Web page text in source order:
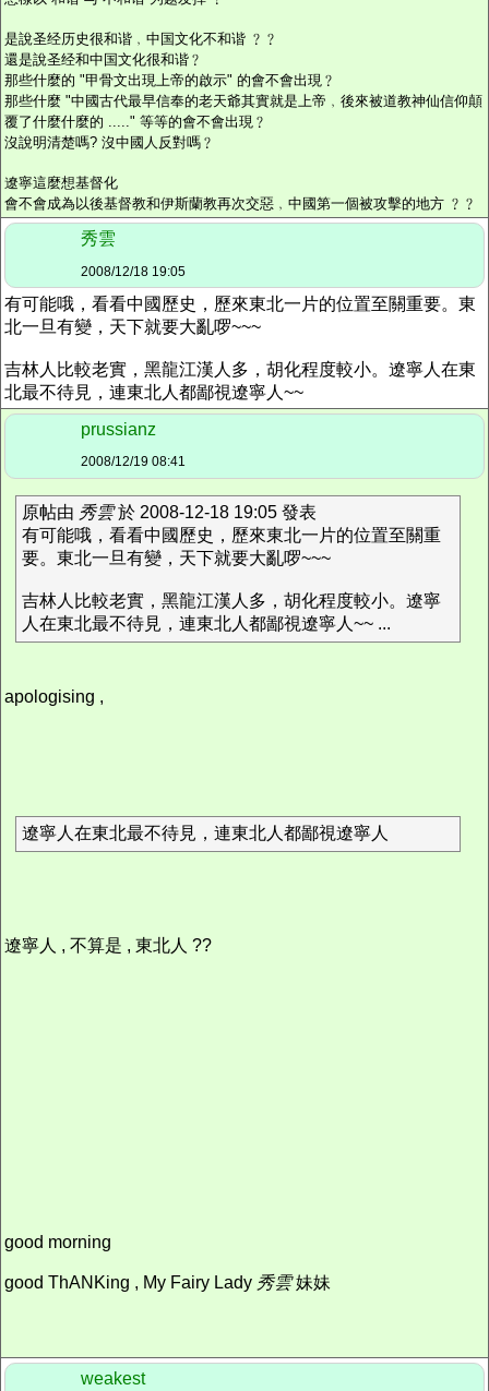
是說圣经历史很和谐﹐中国文化不和谐 ﹖﹖
還是說圣经和中国文化很和谐﹖
那些什麼的 "甲骨文出現上帝的啟示" 的會不會出現﹖
那些什麼 "中國古代最早信奉的老天爺其實就是上帝﹐後來被道教神仙信仰顛
覆了什麼什麼的 ....." 等等的會不會出現﹖
沒說明清楚嗎? 沒中國人反對嗎﹖
遼寧這麼想基督化
會不會成為以後基督教和伊斯蘭教再次交惡﹐中國第一個被攻擊的地方 ﹖﹖
秀雲
2008/12/18 19:05
有可能哦，看看中國歷史，歷來東北一片的位置至關重要。東
北一旦有變，天下就要大亂啰~~~
吉林人比較老實，黑龍江漢人多，胡化程度較小。遼寧人在東
北最不待見，連東北人都鄙視遼寧人~~
prussianz
2008/12/19 08:41
原帖由 秀雲於 2008-12-18 19:05 發表
有可能哦，看看中國歷史，歷來東北一片的位置至關重
要。東北一旦有變，天下就要大亂啰~~~
吉林人比較老實，黑龍江漢人多，胡化程度較小。遼寧
人在東北最不待見，連東北人都鄙視遼寧人~~ ...
apologising ,
遼寧人在東北最不待見，連東北人都鄙視遼寧人
遼寧人 , 不算是 , 東北人 ??
good morning
good ThANKing , My Fairy Lady 秀雲妹妹
weakest